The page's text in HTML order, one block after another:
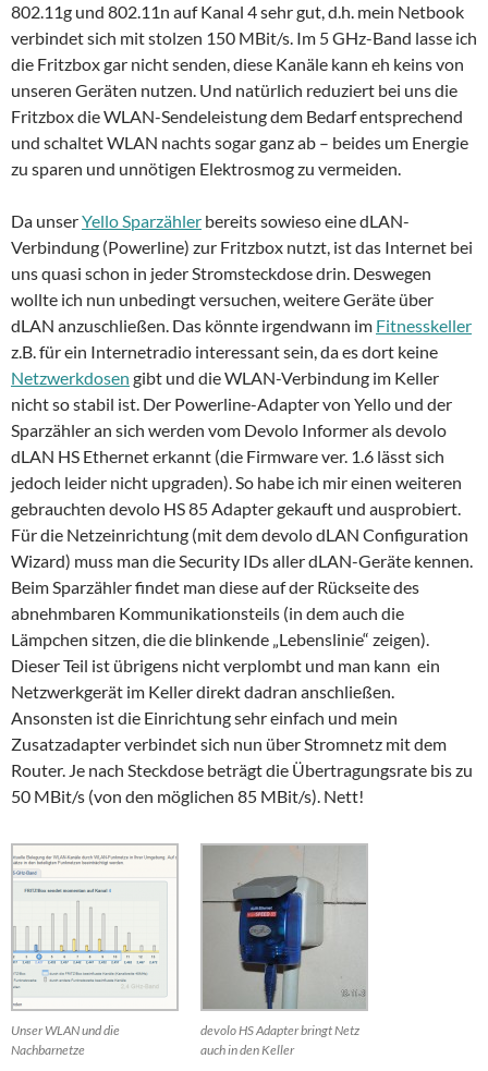
802.11g und 802.11n auf Kanal 4 sehr gut, d.h. mein Netbook
verbindet sich mit stolzen 150 MBit/s. Im 5 GHz-Band lasse ich
die Fritzbox gar nicht senden, diese Kanäle kann eh keins von
unseren Geräten nutzen. Und natürlich reduziert bei uns die
Fritzbox die WLAN-Sendeleistung dem Bedarf entsprechend
und schaltet WLAN nachts sogar ganz ab – beides um Energie
zu sparen und unnötigen Elektrosmog zu vermeiden.
Da unserYello Sparzähler bereits sowieso eine dLAN-
Verbindung (Powerline) zur Fritzbox nutzt, ist das Internet bei
uns quasi schon in jeder Stromsteckdose drin. Deswegen
wollte ich nun unbedingt versuchen, weitere Geräte über
dLAN anzuschließen. Das könnte irgendwann im Fitnesskeller
z.B. für ein Internetradio interessant sein, da es dort keine
Netzwerkdosen gibt und die WLAN-Verbindung im Keller
nicht so stabil ist. Der Powerline-Adapter von Yello und der
Sparzähler an sich werden vom Devolo Informer als devolo
dLAN HS Ethernet erkannt (die Firmware ver. 1.6 lässt sich
jedoch leider nicht upgraden). So habe ich mir einen weiteren
gebrauchten devolo HS 85 Adapter gekauft und ausprobiert.
Für die Netzeinrichtung (mit dem devolo dLAN Configuration
Wizard) muss man die Security IDs aller dLAN-Geräte kennen.
Beim Sparzähler findet man diese auf der Rückseite des
abnehmbaren Kommunikationsteils (in dem auch die
Lämpchen sitzen, die die blinkende „Lebenslinie“ zeigen).
Dieser Teil ist übrigens nicht verplombt und man kann ein
Netzwerkgerät im Keller direkt dadran anschließen.
Ansonsten ist die Einrichtung sehr einfach und mein
Zusatzadapter verbindet sich nun über Stromnetz mit dem
Router. Je nach Steckdose beträgt die Übertragungsrate bis zu
50 MBit/s (von den möglichen 85 MBit/s). Nett!
Unser WLAN und die
Nachbarnetze
devolo HS Adapter bringt Netz
auch in den Keller